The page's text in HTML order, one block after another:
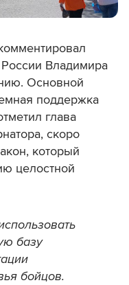
Владимира
Основной
поддержка
глава
скоро
который
целостной
базу
бойцов.